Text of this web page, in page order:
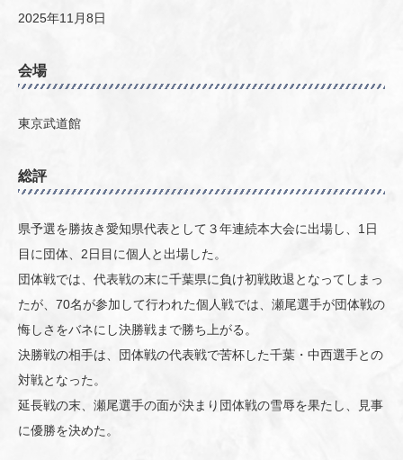
2025年11月8日
会場
東京武道館
総評
県予選を勝抜き愛知県代表として３年連続本大会に出場し、1日
目に団体、2日目に個人と出場した。
団体戦では、代表戦の末に千葉県に負け初戦敗退となってしまっ
たが、70名が参加して行われた個人戦では、瀬尾選手が団体戦の
悔しさをバネにし決勝戦まで勝ち上がる。
決勝戦の相手は、団体戦の代表戦で苦杯した千葉・中西選手との
対戦となった。
延長戦の末、瀬尾選手の面が決まり団体戦の雪辱を果たし、見事
に優勝を決めた。